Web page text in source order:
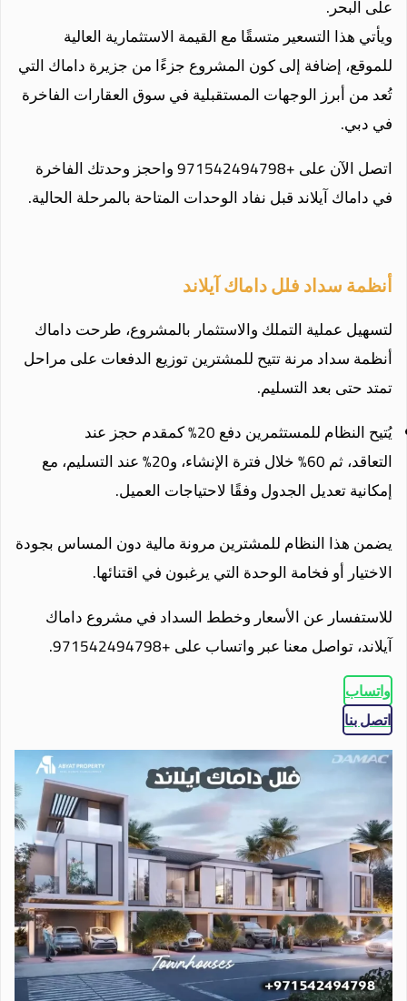
على البحر.
ويأتي هذا التسعير متسقًا مع القيمة الاستثمارية العالية
للموقع، إضافة إلى كون المشروع جزءًا من جزيرة داماك التي
تُعد من أبرز الوجهات المستقبلية في سوق العقارات الفاخرة
في دبي.
اتصل الآن على +971542494798 واحجز وحدتك الفاخرة
في داماك آيلاند قبل نفاد الوحدات المتاحة بالمرحلة الحالية.
أنظمة سداد فلل داماك آيلاند
لتسهيل عملية التملك والاستثمار بالمشروع، طرحت داماك
أنظمة سداد مرنة تتيح للمشترين توزيع الدفعات على مراحل
تمتد حتى بعد التسليم.
يُتيح النظام للمستثمرين دفع 20% كمقدم حجز عند
التعاقد، ثم 60% خلال فترة الإنشاء، و20% عند التسليم، مع
إمكانية تعديل الجدول وفقًا لاحتياجات العميل.
يضمن هذا النظام للمشترين مرونة مالية دون المساس بجودة
الاختيار أو فخامة الوحدة التي يرغبون في اقتنائها.
للاستفسار عن الأسعار وخطط السداد في مشروع داماك
آيلاند، تواصل معنا عبر واتساب على +971542494798.
واتساب
اتصل بنا